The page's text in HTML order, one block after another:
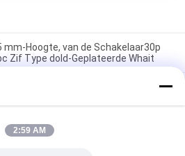
mm-Hoogte, van de Schakelaar30p
Zif Type dold-Geplateerde Whait
Raad om Schakelaars
Spelden ligt Type Dubbel
4 Spelden H 1.5mm op
2:59 AM